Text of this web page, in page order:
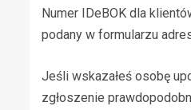
Numer IDeBOK dla
podany w formularzu
Jeśli wskazałeś osobę
zgłoszenie